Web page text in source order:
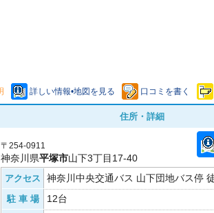
詳しい情報•地図を見る 口コミを書く
住所・詳細
〒254-0911
神奈川県平塚市山下3丁目17-40
アクセス 神奈川中央交通バス 山下団地バス停
駐 車 場 12台